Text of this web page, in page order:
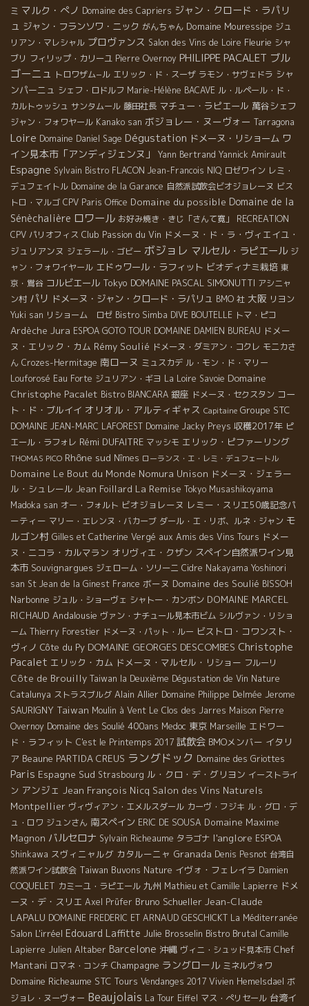
ミ マルク・ぺノ Domaine des Capriers ジャン・クロード・ラパリ
ュ ジャン・フランソワ・ニック がんちゃん Domaine Mouressipe ジュ
リアン・マレシャル プロヴァンス Salon des Vins de Loire Fleurie シャ
ブリ フィリップ・カリーユ Pierre Overnoy PHILIPPE PACALET ブル
ゴーニュ トロワザム−ル エリック・ド・スーザ ラモン・サヴェドラ シャ
ンパーニュ シェフ・ロドルフ Marie-Hélène BACAVE ル・ルペール・ド・
カルトゥッシュ サンタムール 藤田社長 マチュー・ラピエール 萬谷シェフ
ジャン・フォワヤール Kanako san ボジョレー・ヌーヴォー Tarragona
Loire Domaine Daniel Sage Dégustation ドメーヌ・リショーム ワ
イン見本市「アンディジェンヌ」
Yann Bertrand Yannick Amirault
Espagne Sylvain Bistro FLACON Jean-Francois NIQ ロゼワイン レミ・
デュフェイトル Domaine de la Garance 自然派試飲会ビオジョレーヌ ビス
トロ・マルゴ CPV Paris Office Domaine du possible Domaine de la
Sénèchalière ロワール お好み焼き・きじ「さんて寛」
RECREATION
CPV パリオフィス Club Passion du Vin ドメーヌ・ド・ラ・ヴィエイユ・
ジュリアンヌ ジェラール・ゴビー ボジョレ マルセル・ラピエール ジ
ャン・フォワイヤール エドゥワール・ラフィット ビオディナミ栽培 東
京・鴬谷 コルビエール Tokyo DOMAINE PASCAL SIMONUTTI アシニャ
ン村 パリ ドメーヌ・ジャン・クロード・ラパリュ BMO 社 大阪 リヨン
Yuki san リショーム ロゼ Bistro Simba DIVE BOUTELLE トマ・ピコ
Ardèche Jura ESPOA GOTO TOUR DOMAINE DAMIEN BUREAU ドメー
ヌ・エリック・カム Rémy Soulié ドメーヌ・ダミアン・コクレ モニカさ
ん Crozes-Hermitage 南ローヌ ミュスカデ ル・モン・ド・マリー
Louforosé Eau Forte ジュリアン・ギヨ La Loire Savoie Domaine
Christophe Pacalet Bistro BIANCARA 銀座 ドメーヌ・セクスタン コー
ト・ド・ブルイイ オリオル・アルティギャス Capitaine Groupe STC
DOMAINE JEAN-MARC LAFOREST Domaine Jacky Preys 収穫2017年 ピ
エール・ラフォレ Rémi DUFAITRE マッシモ エリック・ピファーリング
THOMAS PICO Rhône sud Nîmes ローランス・エ・レミ・デュフェートル
Domaine Le Bout du Monde Nomura Unison ドメーヌ・ジェラー
ル・シュレール Jean Foillard La Remise Tokyo Musashikoyama
Madoka san オー・フォルト ビオジョレーヌ レミー・スリエ50歳記念パ
ーティー マリー・エレンヌ・バカーブ ダール・エ・リボ、ルネ・ジャン モ
ルゴン村 Gilles et Catherine Vergé aux Amis des Vins Tours ドメー
ヌ・ニコラ・カルマラン オリヴィエ・クザン スペイン自然派ワイン見
本市 Souvignargues ジェローム・ソリーニ Cidre Nakayama Yoshinori
san St Jean de la Ginest France ボーヌ Domaine des Soulié BISSOH
Narbonne ジュル・ショーヴェ シャトー・カンボン DOMAINE MARCEL
RICHAUD Andalousie ヴァン・ナチュール見本市ビム シルヴァン・リショ
ーム Thierry Forestier ドメーヌ・パット・ルー ビストロ・コワンスト・
ヴィノ Côte du Py DOMAINE GEORGES DESCOMBES Christophe
Pacalet エリック・カム ドメーヌ・マルセル・リショー フルーリ
Côte de Brouilly Taiwan la Deuxième Dégustation de Vin Nature
Catalunya ストラスブルグ Alain Allier Domaine Philippe Delmée Jerome
SAURIGNY Taiwan Moulin à Vent Le Clos des Jarres Maison Pierre
Overnoy Domaine des Soulié 400ans Medoc 東京 Marseille エドワー
ド・ラフィット C'est le Printemps 2017 試飲会 BMOメンバー イタリ
ア Beaune PARTIDA CREUS ラングドック Domaine des Griottes
Paris Espagne Sud Strasbourg ル・クロ・デ・グリヨン イーストライ
ン アンジェ Jean François Nicq Salon des Vins Naturels
Montpellier ヴィヴィアン・エメルスダール カーヴ・フジキ ル・グロ・デ
ュ・ロワ ジュンさん 南スペイン ERIC DE SOUSA Domaine Maxime
Magnon バルセロナ Sylvain Richeaume タラゴナ l'anglore ESPOA
Shinkawa スヴィニャルグ カタルーニャ Granada Denis Pesnot 台湾自
然派ワイン試飲会 Taiwan Buvons Nature イヴォ・フェレイラ Damien
COQUELET カミーユ・ラピエール 九州 Mathieu et Camille Lapierre ドメ
ーヌ・デ・スリエ Axel Prüfer Bruno Schueller Jean-Claude
LAPALU DOMAINE FREDERIC ET ARNAUD GESCHICKT La Méditerranée
Salon L'irréel Edouard Laffitte Julie Brosselin Bistro Brutal Camille
Lapierre Julien Altaber Barcelone 沖縄 ヴィニ・シュッド見本市 Chef
Mantani ロマネ・コンチ Champagne ラングロール ミネルヴォワ
Domaine Richeaume STC Tours Vendanges 2017 Vivien Hemelsdael ボ
ジョレ・ヌーヴォー Beaujolais La Tour Eiffel マス・ぺリセール 台湾イ